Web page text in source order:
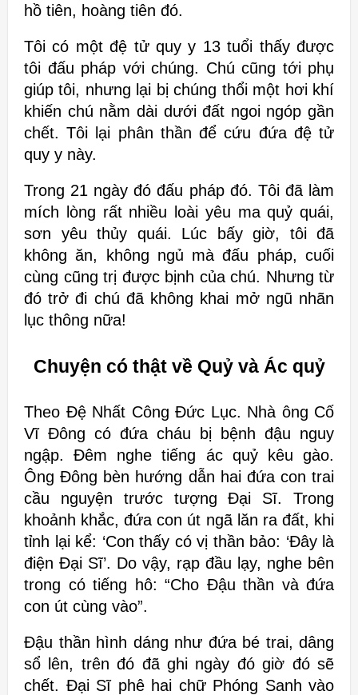
hồ tiên, hoàng tiên đó.
Tôi có một đệ tử quy y 13 tuổi thấy được
tôi đấu pháp với chúng. Chú cũng tới phụ
giúp tôi, nhưng lại bị chúng thổi một hơi khí
khiến chú nằm dài dưới đất ngoi ngóp gần
chết. Tôi lại phân thần để cứu đứa đệ tử
quy y này.
Trong 21 ngày đó đấu pháp đó. Tôi đã làm
mích lòng rất nhiều loài yêu ma quỷ quái,
sơn yêu thủy quái. Lúc bấy giờ, tôi đã
không ăn, không ngủ mà đấu pháp, cuối
cùng cũng trị được bịnh của chú. Nhưng từ
đó trở đi chú đã không khai mở ngũ nhãn
lục thông nữa!
Chuyện có thật về Quỷ và Ác quỷ
Theo Đệ Nhất Công Đức Lục. Nhà ông Cố
Vĩ Đông có đứa cháu bị bệnh đậu nguy
ngập. Đêm nghe tiếng ác quỷ kêu gào.
Ông Đông bèn hướng dẫn hai đứa con trai
cầu nguyện trước tượng Đại Sĩ. Trong
khoảnh khắc, đứa con út ngã lăn ra đất, khi
tỉnh lại kể: ‘Con thấy có vị thần bảo: ‘Đây là
điện Đại Sĩ’. Do vậy, rạp đầu lạy, nghe bên
trong có tiếng hô: “Cho Đậu thần và đứa
con út cùng vào”.
Đậu thần hình dáng như đứa bé trai, dâng
sổ lên, trên đó đã ghi ngày đó giờ đó sẽ
chết. Đại Sĩ phê hai chữ Phóng Sanh vào